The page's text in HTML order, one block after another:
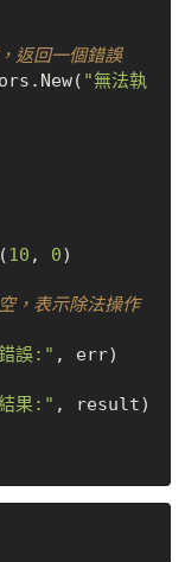
返回一個錯誤
"無法執
10 , 0)
，表示除法操作
誤:" , err)
果:" , result)